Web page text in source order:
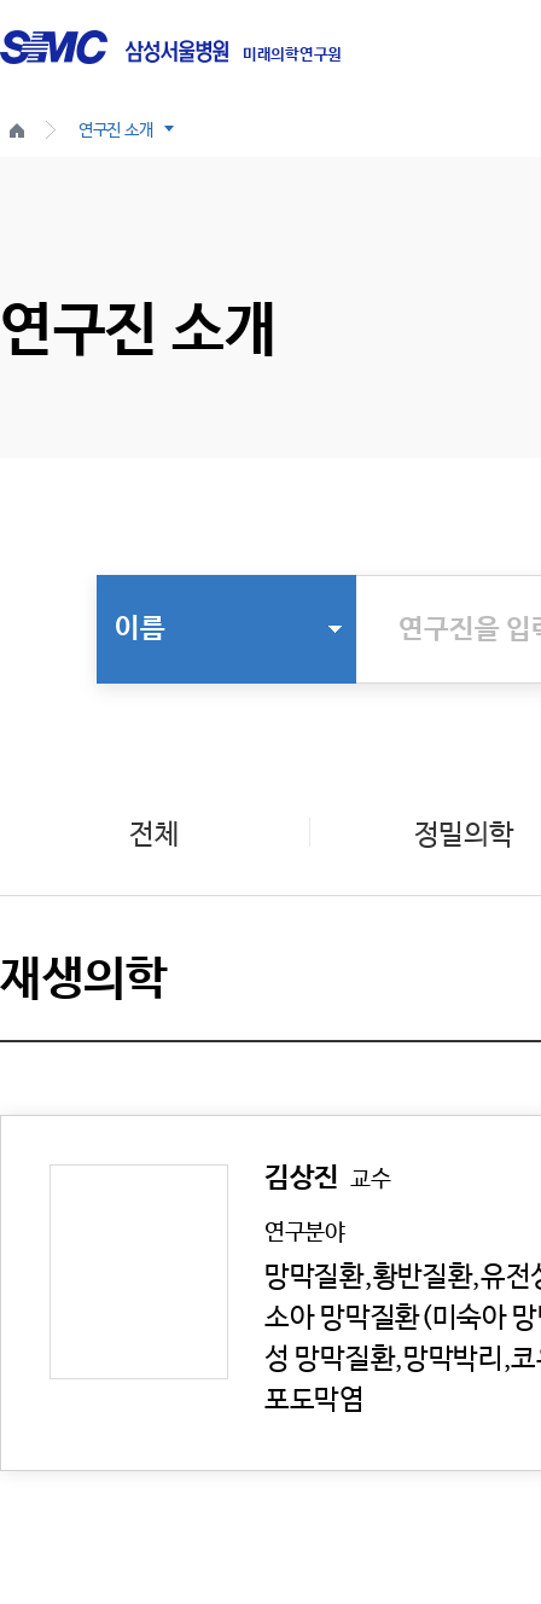
미래의학연구원
(메
연구진 소개
연구진 소개
이름
전체 정밀의학
재생의학
김상진 교수
연구분야
망막질환,황반질환,유전
소아 망막질환(미숙아
성 망막질환,망막박리,
포도막염